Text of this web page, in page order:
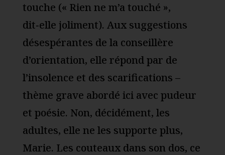
touche (« Rien ne m’a touché »,
dit‑elle joliment). Aux suggestions
désespérantes de la conseillère
d’orientation, elle répond par de
l’insolence et des scarifications –
thème grave abordé ici avec pudeur
et poésie. Non, décidément, les
adultes, elle ne les supporte plus,
Marie. Les couteaux dans son dos, ce